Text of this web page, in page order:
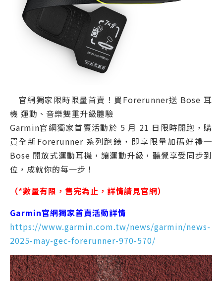
官網獨家限時限量首賣！買Forerunner送 Bose 耳
機 運動、音樂雙重升級體驗
Garmin官網獨家首賣活動於 5 月 21 日限時開跑，購
買全新Forerunner 系列跑錶，即享限量加碼好禮─
Bose 開放式運動耳機，讓運動升級，聽覺享受同步到
位，成就你的每一步！
（*數量有限，售完為止，詳情請見官網）
Garmin官網獨家首賣活動詳情
https://www.garmin.com.tw/news/garmin/news-
2025-may-gec-forerunner-970-570/